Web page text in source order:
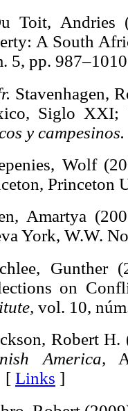
Toit, Andries
A South
5, pp.
Stavenhagen,
Siglo XXI;
y
Wolf
Amartya
York,
Gunther
on
vol. 10,
Robert H.
America,
Links ]